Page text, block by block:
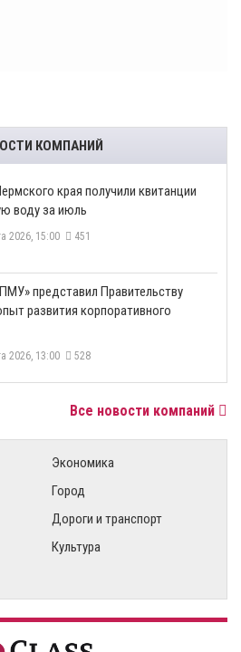
КОМПАНИЙ
края получили квитанции
воду за июль
2026, 15:00 451
представил Правительству
развития корпоративного
2026, 13:00 528
Все новости компаний
Экономика
Город
Дороги и транспорт
Культура